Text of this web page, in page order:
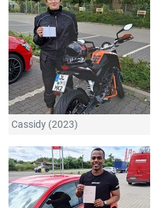
Cassidy (2023)